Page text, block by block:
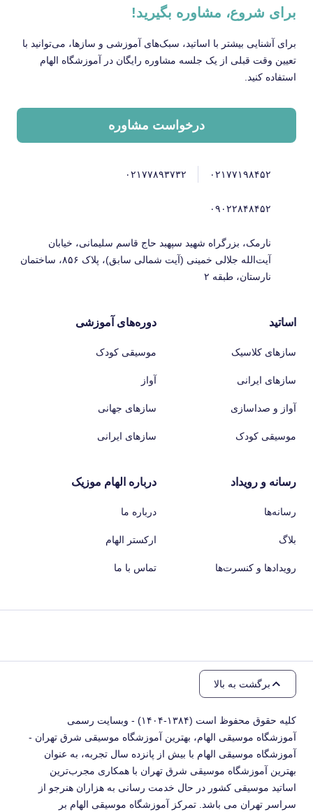
برای شروع، مشاوره بگیرید!
برای آشنایی بیشتر با اساتید، سبک‌های آموزشی و سازها، می‌توانید با
تعیین وقت قبلی از یک جلسه مشاوره رایگان در آموزشگاه الهام
استفاده کنید.
درخواست مشاوره
۰۲۱۷۷۱۹۸۴۵۲ ۰۲۱۷۷۸۹۳۷۳۲
۰۹۰۲۲۸۴۸۴۵۲
نارمک، بزرگراه شهید سپهبد حاج قاسم سلیمانی، خیابان
آیت‌الله جلالی خمینی (آیت شمالی سابق)، پلاک ۸۵۶، ساختمان
نارستان، طبقه ۲
اساتید
سازهای کلاسیک
سازهای ایرانی
آواز و صداسازی
موسیقی کودک
دوره‌های آموزشی
موسیقی کودک
آواز
سازهای جهانی
سازهای ایرانی
رسانه و رویداد
رسانه‌ها
بلاگ
رویدادها و کنسرت‌ها
درباره الهام موزیک
درباره ما
ارکستر الهام
تماس با ما
برگشت به بالا
کلیه حقوق محفوظ است (۱۳۸۴-۱۴۰۴) - وبسایت رسمی
آموزشگاه موسیقی الهام، بهترین آموزشگاه موسیقی شرق تهران -
آموزشگاه موسیقی الهام با بیش از پانزده سال تجربه، به عنوان
بهترین آموزشگاه موسیقی شرق تهران با همکاری مجرب‌ترین
اساتید موسیقی کشور در حال خدمت رسانی به هزاران هنرجو از
سراسر تهران می باشد. تمرکز آموزشگاه موسیقی الهام بر